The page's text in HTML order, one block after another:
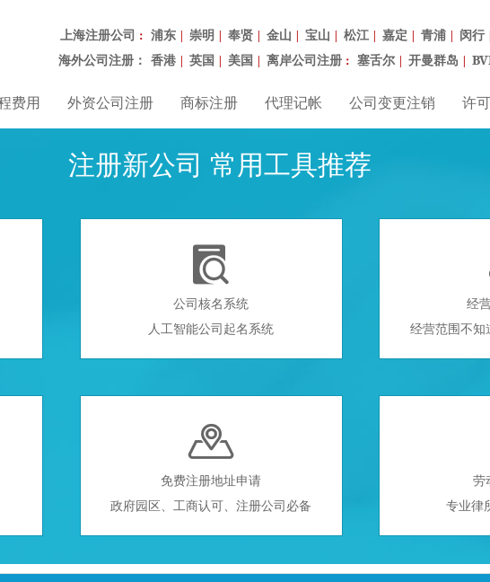
上海注册公司 ： 浦东 | 崇明 | 奉贤 | 金山 | 宝山 | 松江 | 嘉定 | 青浦 | 闵行
海外公司注册： 香港 | 英国 | 美国 | 离岸公司注册 ： 塞舌尔 | 开曼群岛 |
费用 外资公司注册 商标注册 代理记帐 公司变更注销 许
注册新公司 常用工具推荐

公司核名系统
人工智能公司起名系统
经
经营范围不知

免费注册地址申请
政府园区、工商认可、注册公司必备
劳
专业律